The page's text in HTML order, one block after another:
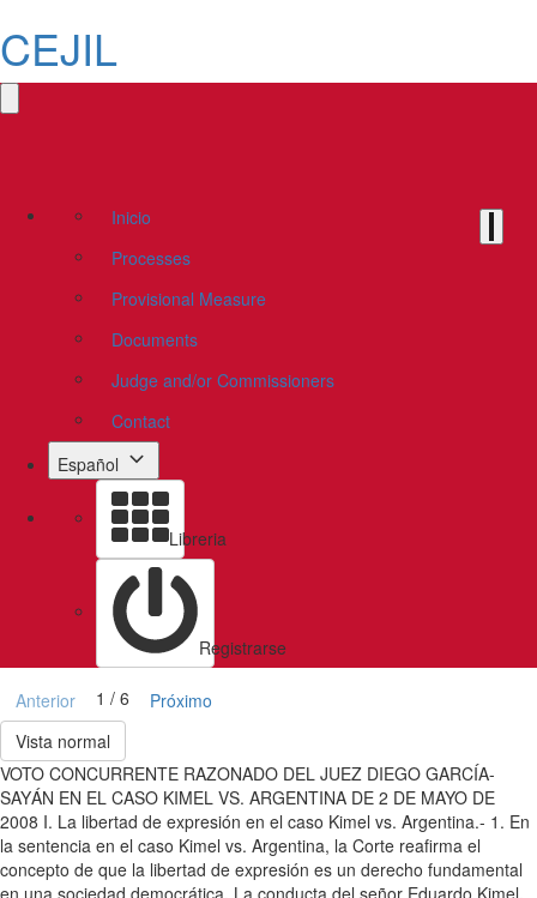
CEJIL
Inicio
Processes
Provisional Measure
Documents
Judge and/or Commissioners
Contact
Español
Libreria
Registrarse
Anterior 1 / 6
Próximo
Vista normal
VOTO CONCURRENTE RAZONADO DEL JUEZ DIEGO GARCÍA-
SAYÁN EN EL CASO KIMEL VS. ARGENTINA DE 2 DE MAYO DE
2008 I. La libertad de expresión en el caso Kimel vs. Argentina.- 1. En
la sentencia en el caso Kimel vs. Argentina, la Corte reafirma el
concepto de que la libertad de expresión es un derecho fundamental
en una sociedad democrática. La conducta del señor Eduardo Kimel,